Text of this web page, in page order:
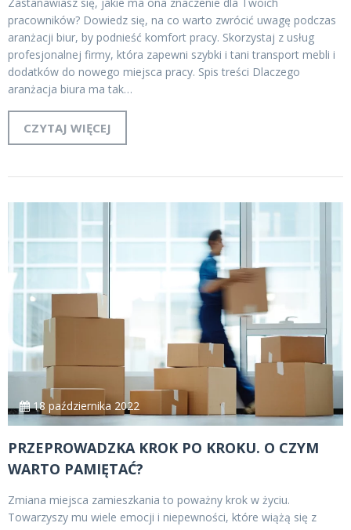
pracowników? Dowiedz się, na co warto zwrócić uwagę podczas
aranżacji biur, by podnieść komfort pracy. Skorzystaj z usług
profesjonalnej firmy, która zapewni szybki i tani transport mebli i
dodatków do nowego miejsca pracy. Spis treści Dlaczego
aranżacja biura ma tak…
CZYTAJ WIĘCEJ
18 października 2022
PRZEPROWADZKA KROK PO KROKU. O CZYM
WARTO PAMIĘTAĆ?
Zmiana miejsca zamieszkania to poważny krok w życiu.
Towarzyszy mu wiele emocji i niepewności, które wiążą się z